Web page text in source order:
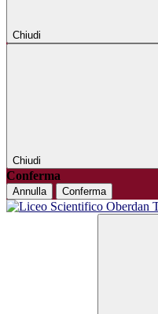
Chiudi
Chiudi
Conferma
Annulla Conferma